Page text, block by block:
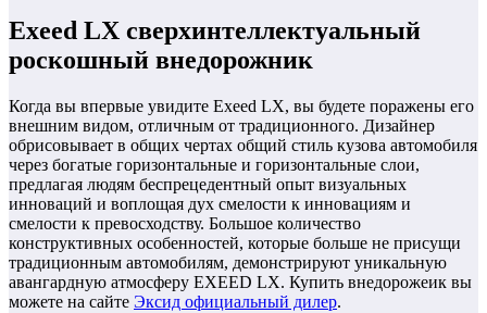
Exeed LX сверхинтеллектуальный
роскошный внедорожник
Когда вы впервые увидите Exeed LX, вы будете поражены его
внешним видом, отличным от традиционного. Дизайнер
обрисовывает в общих чертах общий стиль кузова автомобиля
через богатые горизонтальные и горизонтальные слои,
предлагая людям беспрецедентный опыт визуальных
инноваций и воплощая дух смелости к инновациям и
смелости к превосходству. Большое количество
конструктивных особенностей, которые больше не присущи
традиционным автомобилям, демонстрируют уникальную
авангардную атмосферу EXEED LX. Купить внедорожеик вы
можете на сайте Эксид официальный дилер.